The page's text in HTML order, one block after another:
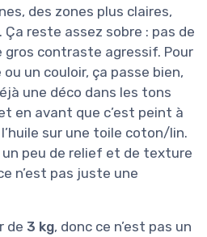
des zones plus claires,
Ça reste assez sobre : pas de
gros contraste agressif. Pour
un couloir, ça passe bien,
une déco dans les tons
en avant que c’est peint à
sur une toile coton/lin.
peu de relief et de texture
n’est pas juste une
de 3 kg, donc ce n’est pas un